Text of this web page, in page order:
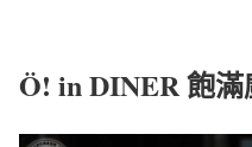
Ö! in DINER 飽